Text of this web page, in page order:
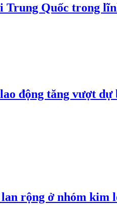
Quốc trong
động tăng vượt
rộng ở nhóm kim